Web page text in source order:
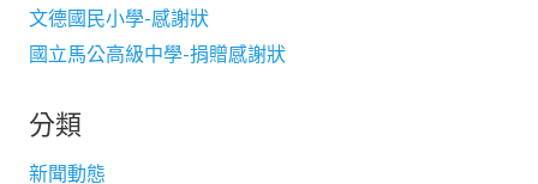
文德國民小學-感謝狀
國立馬公高級中學-捐贈感謝狀
分類
新聞動態